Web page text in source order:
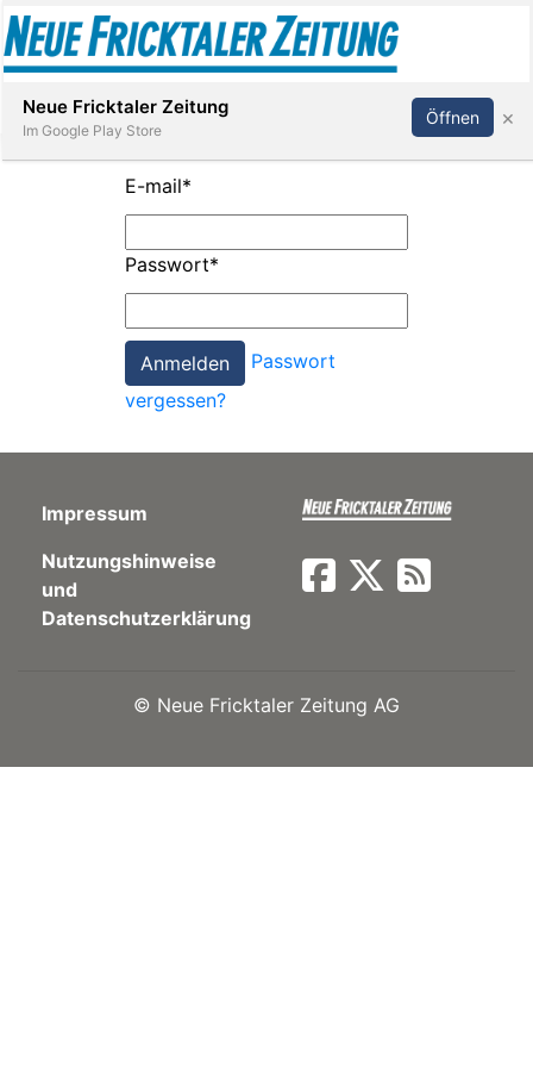
Paper
App
Abonnieren Anmelden
E-mail*
Passwort*
Passwort
vergessen?
Impressum
Nutzungshinweise
und
Datenschutzerklärung
© Neue Fricktaler Zeitung AG
Neue Fricktaler Zeitung
Im Google Play Store
Öffnen ×